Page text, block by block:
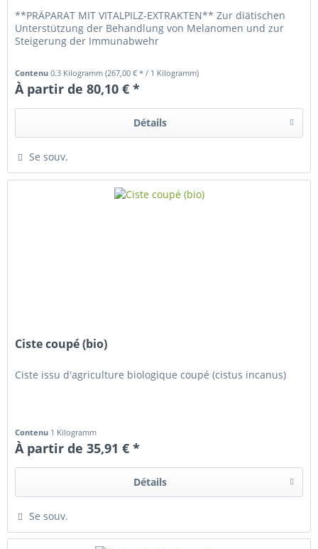
**PRÄPARAT MIT VITALPILZ-EXTRAKTEN** Zur diätischen
Unterstützung der Behandlung von Melanomen und zur
Steigerung der Immunabwehr
Contenu0.3 Kilogramm(267,00 € * / 1 Kilogramm)
À partir de 80,10 € *
Détails
Se souv.
Ciste coupé (bio)
Ciste issu d'agriculture biologique coupé (cistus incanus)
Contenu 1 Kilogramm
À partir de 35,91 € *
Détails
Se souv.